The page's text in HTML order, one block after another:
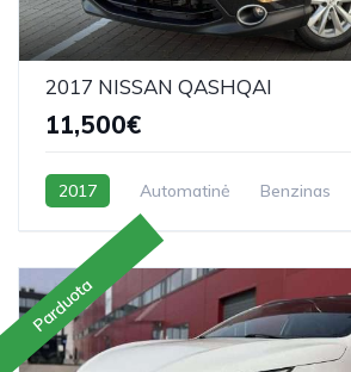
2017 NISSAN QASHQAI
11,500€
2017 Automatinė Benzinas
Parduota